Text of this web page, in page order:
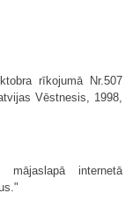
rīkojumā Nr.507
Vēstnesis, 1998,
internetā